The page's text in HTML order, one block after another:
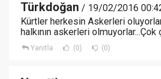
Türkdoğan / 19/02/2016
Kürtler herkesin Askerleri
halkının askerleri olmuyorlar...Çok
Yanıtla (0) (0)